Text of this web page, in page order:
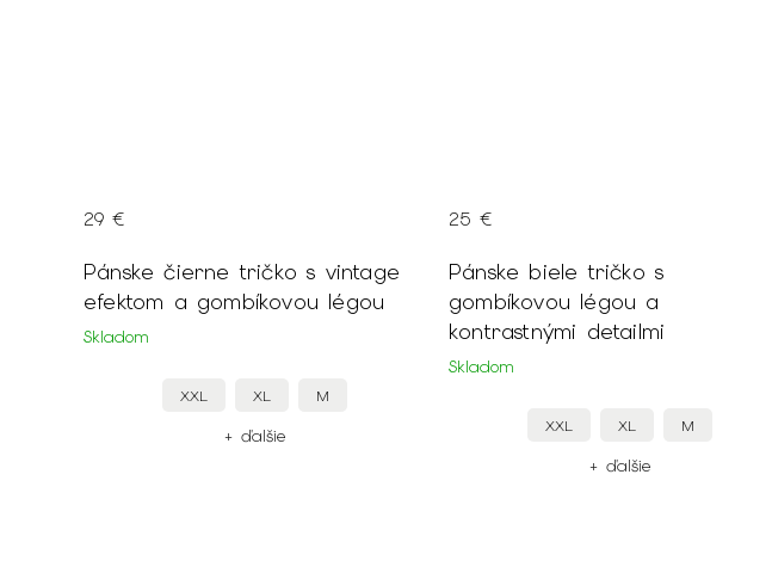
Pánske čierne tričko s vintage
efektom a gombíkovou légou
Skladom
29 €
XXL XL M
+ ďalšie
Pánske biele tričko s
gombíkovou légou a
kontrastnými detailmi
Skladom
25 €
XXL XL M
+ ďalšie